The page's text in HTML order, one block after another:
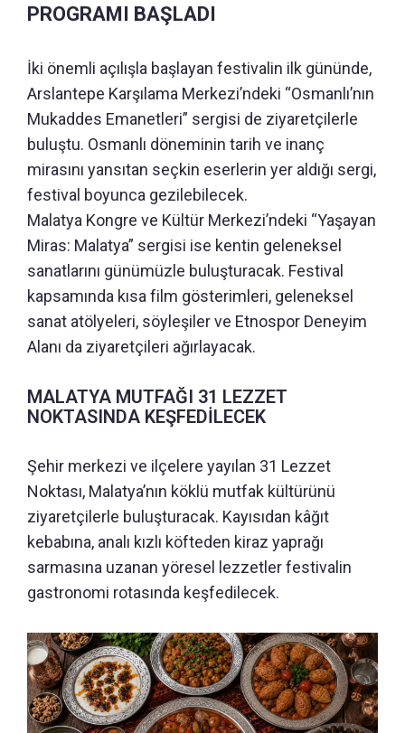
PROGRAMI BAŞLADI
İki önemli açılışla başlayan festivalin ilk gününde,
Arslantepe Karşılama Merkezi’ndeki “Osmanlı’nın
Mukaddes Emanetleri” sergisi de ziyaretçilerle
buluştu. Osmanlı döneminin tarih ve inanç
mirasını yansıtan seçkin eserlerin yer aldığı sergi,
festival boyunca gezilebilecek.
Malatya Kongre ve Kültür Merkezi’ndeki “Yaşayan
Miras: Malatya” sergisi ise kentin geleneksel
sanatlarını günümüzle buluşturacak. Festival
kapsamında kısa film gösterimleri, geleneksel
sanat atölyeleri, söyleşiler ve Etnospor Deneyim
Alanı da ziyaretçileri ağırlayacak.
MALATYA MUTFAĞI 31 LEZZET
NOKTASINDA KEŞFEDİLECEK
Şehir merkezi ve ilçelere yayılan 31 Lezzet
Noktası, Malatya’nın köklü mutfak kültürünü
ziyaretçilerle buluşturacak. Kayısıdan kâğıt
kebabına, analı kızlı köfteden kiraz yaprağı
sarmasına uzanan yöresel lezzetler festivalin
gastronomi rotasında keşfedilecek.